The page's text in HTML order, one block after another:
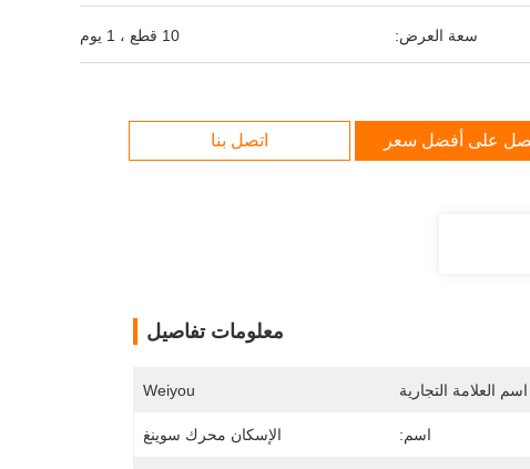
سعة العرض: 10 قطع ، 1 يوم
على أفضل سعر اتصل بنا
معلومات تفاصيل
اسم العلامة التجارية Weiyou
اسم: الإسكان محرك سوينغ